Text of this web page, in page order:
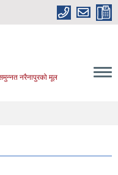
समुन्नत नरैनापुरको मूल